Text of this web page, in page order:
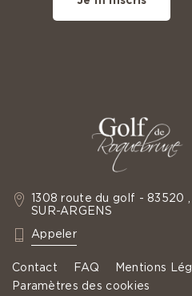
1308 route du golf - 83520
SUR-ARGENS
: +33 4 94 19 60 35
Appeler
Contact FAQ Mentions
Paramètres des cookies